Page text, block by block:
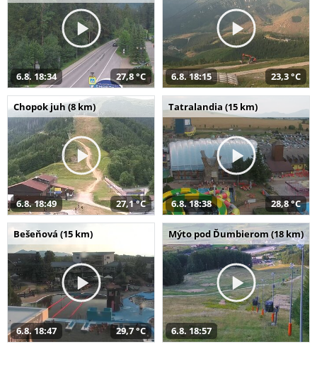
6.8. 18:34 27,8 °C 6.8. 18:15 23,3 °C
Chopok juh (8 km)
6.8. 18:49 27,1 °C
Tatralandia (15 km)
6.8. 18:38 28,8 °C
Bešeňová (15 km)
6.8. 18:47 29,7 °C
Mýto pod Ďumbierom (18 km)
6.8. 18:57